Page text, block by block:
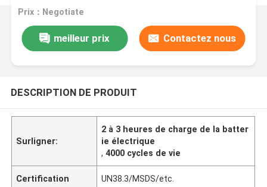
60u2103
Prix：Negotiate
meilleur prix Contactez nous
DESCRIPTION DE PRODUIT
Surligner:
2 à 3 heures de charge de la batter
ie électrique
,4000 cycles de vie
Certification UN38.3/MSDS/etc.